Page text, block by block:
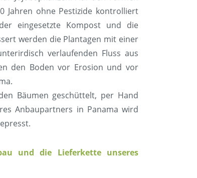
Jahren ohne Pestizide kontrolliert
eingesetzte Kompost und die
werden die Plantagen mit einer
verlaufenden Fluss aus
den Boden vor Erosion und vor
Bäumen geschüttelt, per Hand
Anbaupartners in Panama wird
und die Lieferkette unseres